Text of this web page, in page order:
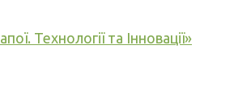
Технології та Інновації»